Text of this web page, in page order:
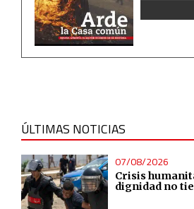
ÚLTIMAS NOTICIAS
07/08/2026
Crisis
dignidad no